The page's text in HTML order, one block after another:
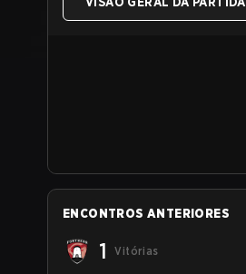
ENCONTROS ANTERIORES
1 Vitórias